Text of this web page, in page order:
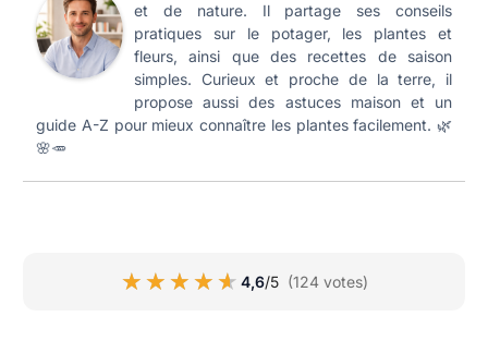
et de nature. Il partage ses conseils
pratiques sur le potager, les plantes et
fleurs, ainsi que des recettes de saison
simples. Curieux et proche de la terre, il
propose aussi des astuces maison et un
guide A-Z pour mieux connaître les plantes facilement. 🌿
🌸🥕
★★★★★
★★★★★ 4,6/5 (124 votes)